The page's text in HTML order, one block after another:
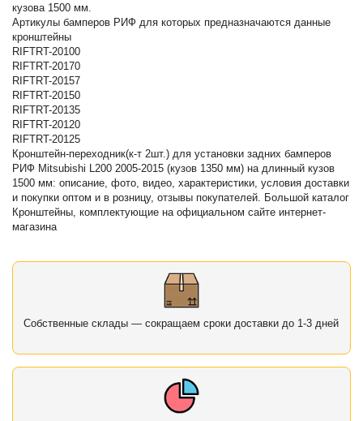
кузова 1500 мм.
Артикулы бамперов РИФ для которых предназначаются данные
кронштейны
RIFTRT-20100
RIFTRT-20170
RIFTRT-20157
RIFTRT-20150
RIFTRT-20135
RIFTRT-20120
RIFTRT-20125
Кронштейн-переходник(к-т 2шт.) для установки задних бамперов
РИФ Mitsubishi L200 2005-2015 (кузов 1350 мм) на длинный кузов
1500 мм: описание, фото, видео, характеристики, условия доставки
и покупки оптом и в розницу, отзывы покупателей. Большой каталог
Кронштейны, комплектующие на официальном сайте интернет-
магазина
Собственные склады — сокращаем сроки доставки до 1-3 дней